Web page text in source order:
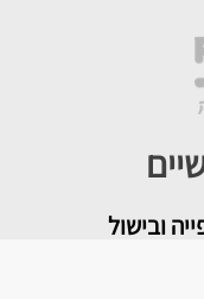
ובישול